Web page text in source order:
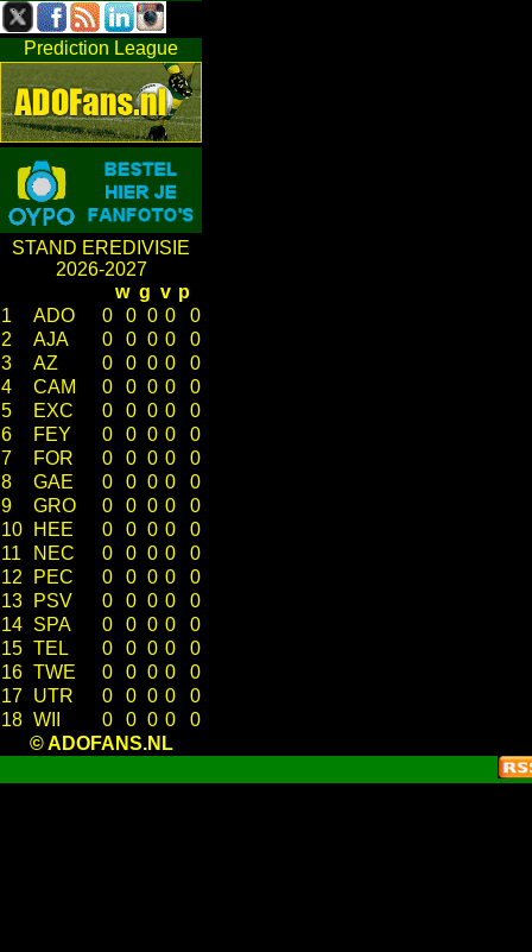
Prediction League
STAND EREDIVISIE
2026-2027
w g v p
1
ADO 0 0 0 0
0
2
AJA 0 0 0 0
0
3
AZ 0 0 0 0
0
4
CAM 0 0 0 0
0
5
EXC 0 0 0 0
0
6
FEY 0 0 0 0
0
7
FOR 0 0 0 0
0
8
GAE 0 0 0 0
0
9
GRO 0 0 0 0
0
10
HEE 0 0 0 0
0
11
NEC 0 0 0 0
0
12
PEC 0 0 0 0
0
13
PSV 0 0 0 0
0
14 SPA 0 0 0 0
0
15 TEL 0 0 0 0
0
16 TWE 0 0 0 0
0
17 UTR 0 0 0 0
0
18 WII 0 0 0 0
0
© ADOFANS.NL